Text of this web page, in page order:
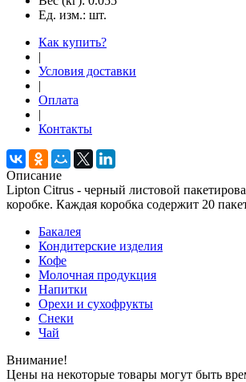
Ед. изм.: шт.
Как купить?
|
Условия доставки
|
Оплата
|
Контакты
Описание
Lipton Citrus - черный листовой
коробке. Каждая коробка содержит 20
Бакалея
Кондитерские изделия
Кофе
Молочная продукция
Напитки
Орехи и сухофрукты
Снеки
Чай
Внимание!
Цены на некоторые товары могут быть